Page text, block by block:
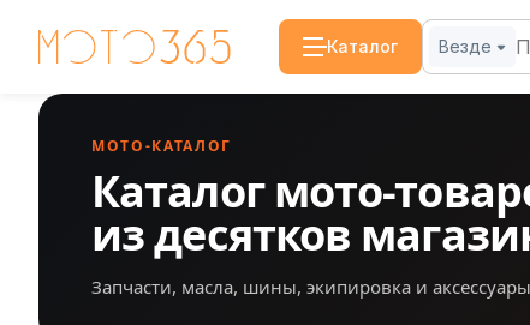
Каталог Везде
МОТО-КАТАЛОГ
Каталог мото-
из десятков
Запчасти, масла, шины, экипировка и